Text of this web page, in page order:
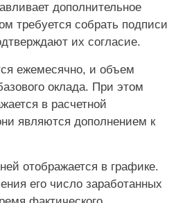
дополнительное
требуется собрать подписи
их согласие.
ежемесячно, и объем
оклада. При этом
в расчетной
являются дополнением к
отображается в графике.
его число заработанных